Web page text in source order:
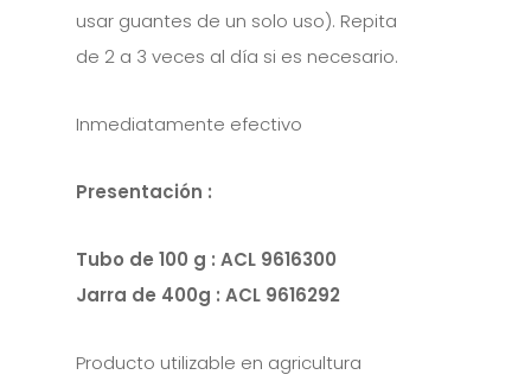
usar guantes de un solo uso). Repita
de 2 a 3 veces al día si es necesario.
Inmediatamente efectivo
Presentación :
Tubo de 100 g : ACL 9616300
Jarra de 400g : ACL 9616292
Producto utilizable en agricultura